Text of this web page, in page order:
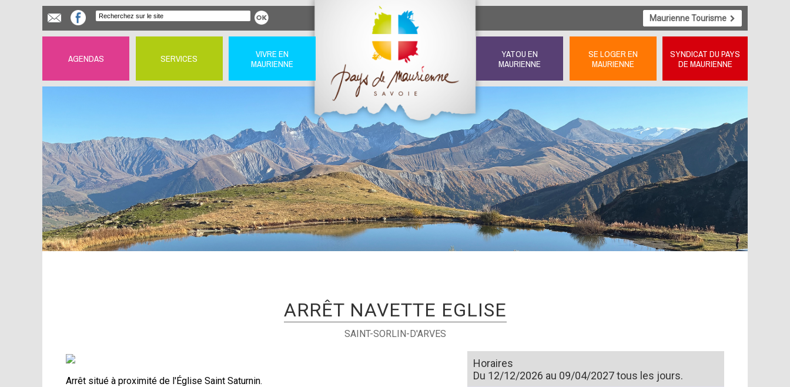
Maurienne Tourisme
AGENDAS SERVICES
VIVRE EN
MAURIENNE
YATOU EN
MAURIENNE
SE LOGER EN
MAURIENNE
SYNDICAT DU PAYS
DE MAURIENNE
ARRÊT NAVETTE EGLISE
SAINT-SORLIN-D'ARVES
Arrêt situé à proximité de l'Église Saint Saturnin.
Horaires
Du 12/12/2026 au 09/04/2027 tous les jours.